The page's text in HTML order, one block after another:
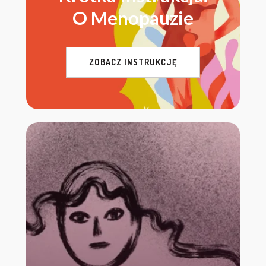
O Menopauzie
ZOBACZ INSTRUKCJĘ